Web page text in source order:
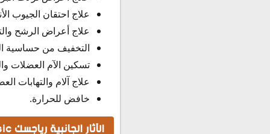
علاج احتقان الجيوب
علاج أعراض الرشح
التخفيف من حساسية
تسكين الآم العضلات
علاج آلام والتهابات
خافض للحرارة.